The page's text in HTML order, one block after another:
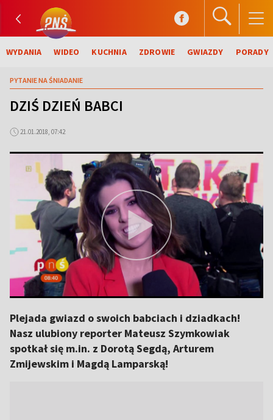
WYDANIA WIDEO KUCHNIA ZDROWIE GWIAZDY PORADY
PYTANIE NA ŚNIADANIE
DZIŚ DZIEŃ BABCI
21.01.2018, 07:42
Plejada gwiazd o swoich babciach i dziadkach!
Nasz ulubiony reporter Mateusz Szymkowiak
spotkał się m.in. z Dorotą Segdą, Arturem
Zmijewskim i Magdą Lamparską!